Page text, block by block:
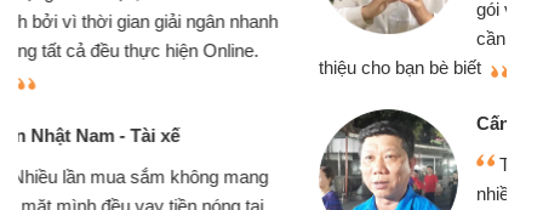
gói vay tiền bằng CMND online không
cần gặp mặt nên rất tiện lợi, sẽ giới
thiệu cho bạn bè biết
Cấn Văn Lực - Tạp hóa
Tôi kinh doanh buôn bán nhỏ lẻ
nhiều lúc cần vốn nhập hàng, nhờ biết